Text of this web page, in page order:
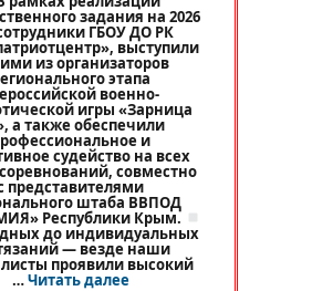
задания на 2026
ГБОУ ДО РК
выступили
из организаторов
этапа
военно-
игры «Зарница
а также обеспечили
и
судейство на всех
совместно
представителями
штаба ВВПОД
Республики Крым.
до индивидуальных
— везде наши
проявили высокий
…Читать далее«